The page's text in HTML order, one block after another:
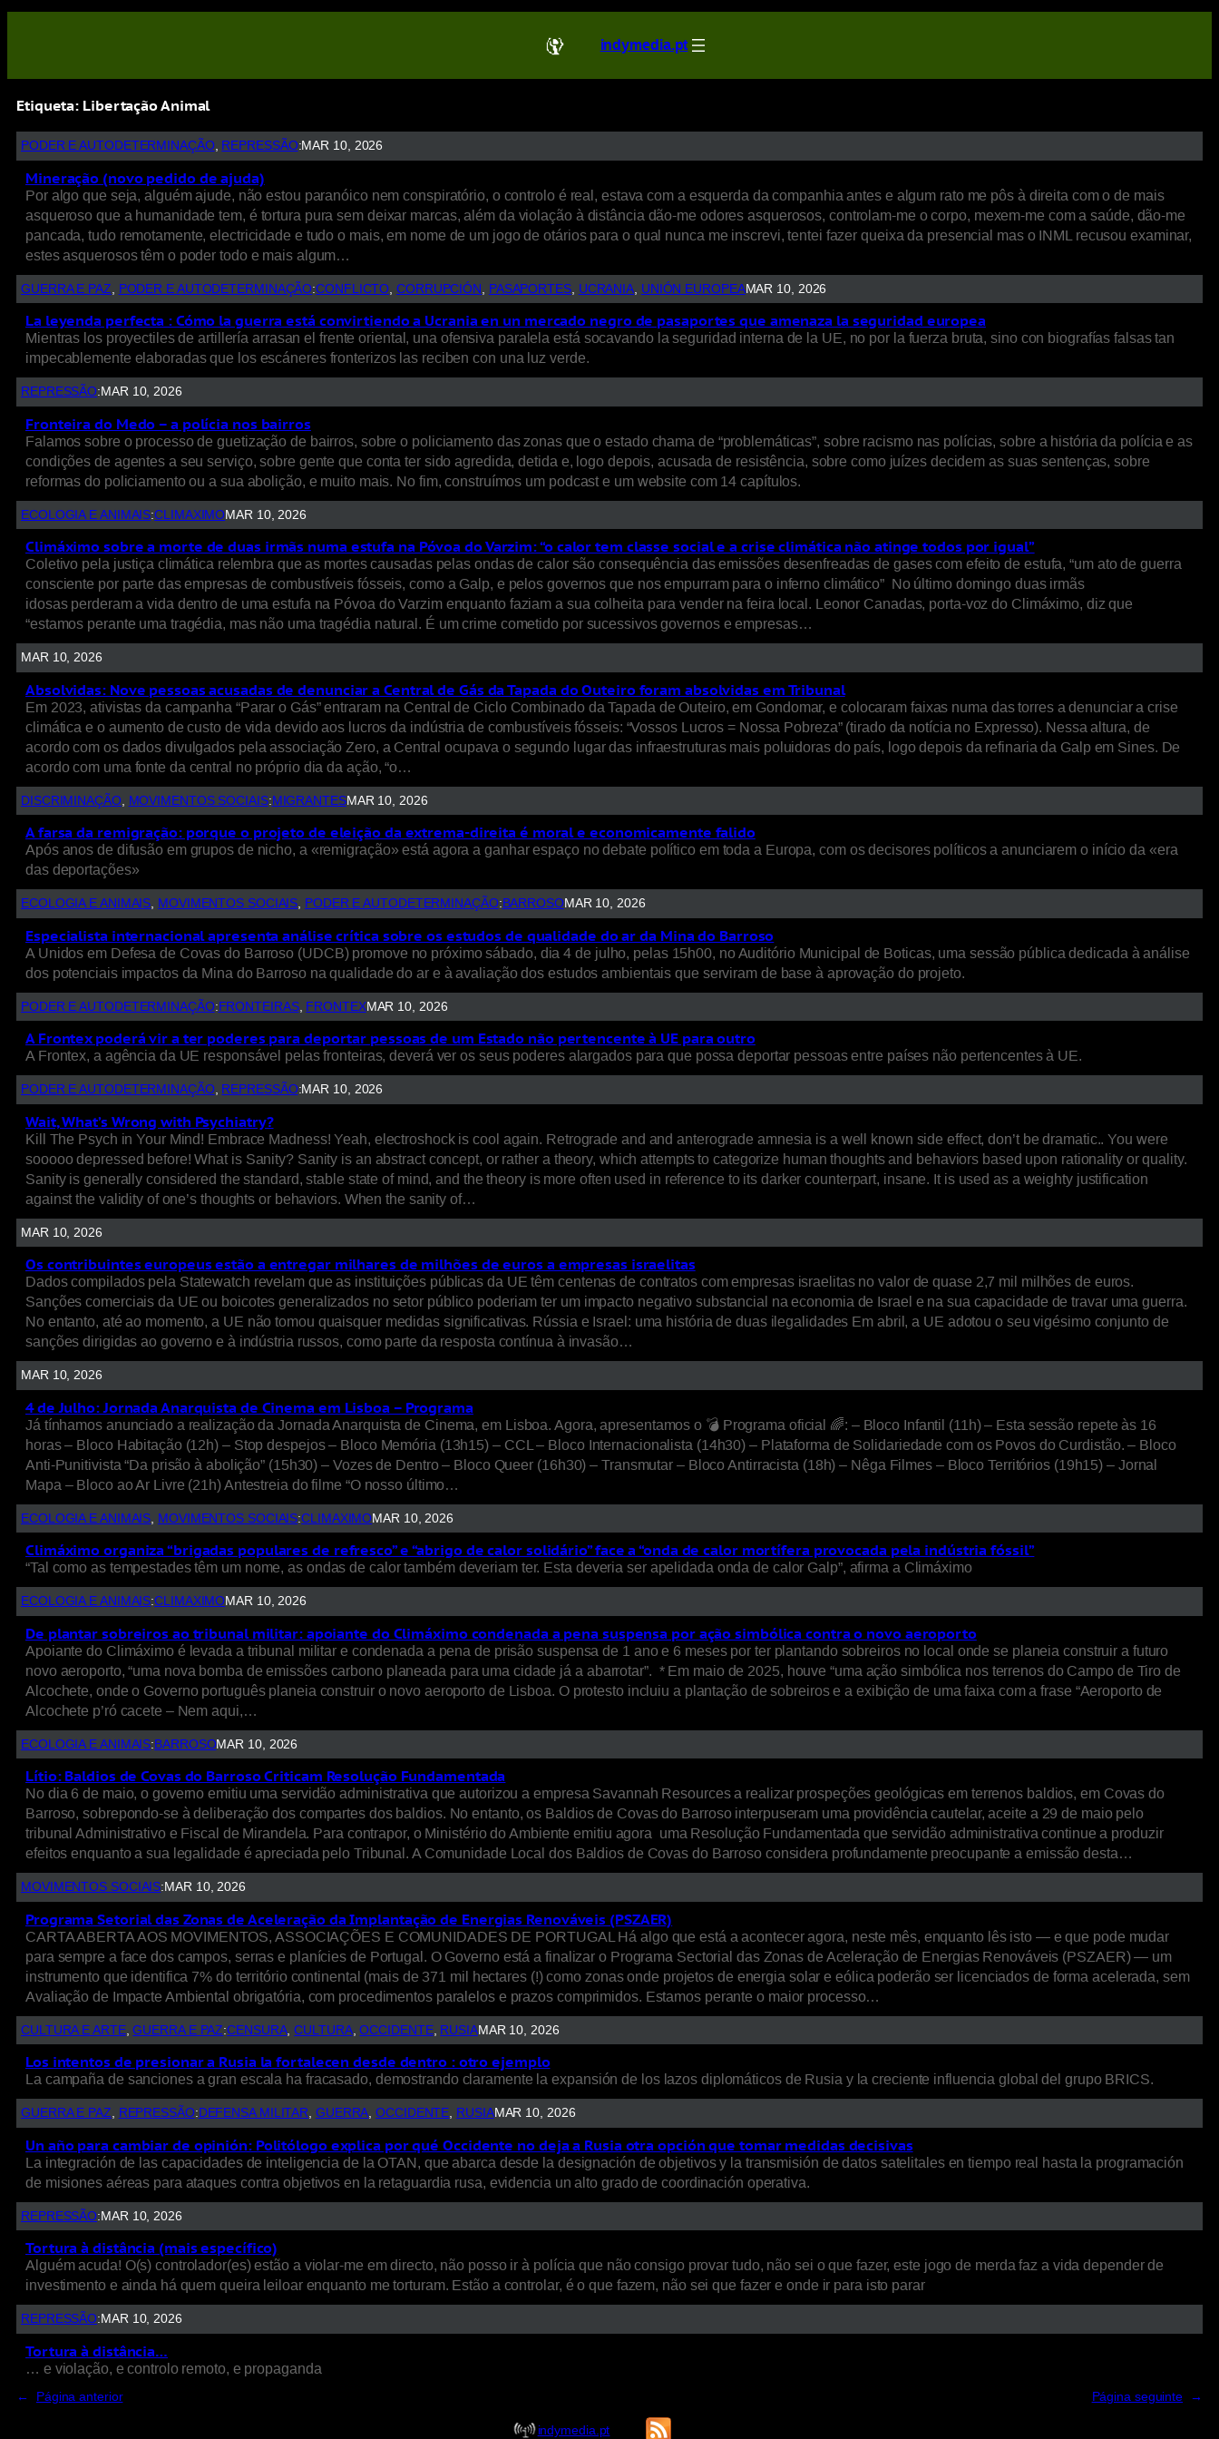
indymedia.pt
Etiqueta: Libertação Animal
PODER E AUTODETERMINAÇÃO, REPRESSÃO:MAR 10, 2026
Mineração (novo pedido de ajuda)
Por algo que seja, alguém ajude, não estou paranóico nem conspiratório, o controlo é real, estava com a esquerda da companhia antes e algum rato me pôs à direita com o de mais
asqueroso que a humanidade tem, é tortura pura sem deixar marcas, além da violação à distância dão-me odores asquerosos, controlam-me o corpo, mexem-me com a saúde, dão-me
pancada, tudo remotamente, electricidade e tudo o mais, em nome de um jogo de otários para o qual nunca me inscrevi, tentei fazer queixa da presencial mas o INML recusou examinar,
estes asquerosos têm o poder todo e mais algum…
GUERRA E PAZ PODER E AUTODETERMINAÇÃO:CONFLICTO , CORRUPCIÓN PASAPORTES, UCRANIA UNIÓN EUROPEAMAR 10, 2026
La leyenda perfecta : Cómo la guerra está convirtiendo a Ucrania en un mercado negro de pasaportes que amenaza la seguridad europea
Mientras los proyectiles de artillería arrasan el frente oriental, una ofensiva paralela está socavando la seguridad interna de la UE, no por la fuerza bruta, sino con biografías falsas tan
impecablemente elaboradas que los escáneres fronterizos las reciben con una luz verde.
REPRESSÃO: MAR 10, 2026
Fronteira do Medo – a polícia nos bairros
Falamos sobre o processo de guetização de bairros, sobre o policiamento das zonas que o estado chama de “problemáticas”, sobre racismo nas polícias, sobre a história da polícia e as
condições de agentes a seu serviço, sobre gente que conta ter sido agredida, detida e, logo depois, acusada de resistência, sobre como juízes decidem as suas sentenças, sobre
reformas do policiamento ou a sua abolição, e muito mais. No fim, construímos um podcast e um website com 14 capítulos.
ECOLOGIA E ANIMAIS:CLIMAXIMOMAR 10, 2026
Climáximo sobre a morte de duas irmãs numa estufa na Póvoa do Varzim: “o calor tem classe social e a crise climática não atinge todos por igual”
Coletivo pela justiça climática relembra que as mortes causadas pelas ondas de calor são consequência das emissões desenfreadas de gases com efeito de estufa, “um ato de guerra
consciente por parte das empresas de combustíveis fósseis, como a Galp, e pelos governos que nos empurram para o inferno climático” No último domingo duas irmãs
idosas perderam a vida dentro de uma estufa na Póvoa do Varzim enquanto faziam a sua colheita para vender na feira local. Leonor Canadas, porta-voz do Climáximo, diz que
“estamos perante uma tragédia, mas não uma tragédia natural. É um crime cometido por sucessivos governos e empresas…
MAR 10, 2026
Absolvidas: Nove pessoas acusadas de denunciar a Central de Gás da Tapada do Outeiro foram absolvidas em Tribunal
Em 2023, ativistas da campanha “Parar o Gás” entraram na Central de Ciclo Combinado da Tapada de Outeiro, em Gondomar, e colocaram faixas numa das torres a denunciar a crise
climática e o aumento de custo de vida devido aos lucros da indústria de combustíveis fósseis: “Vossos Lucros = Nossa Pobreza” (tirado da notícia no Expresso). Nessa altura, de
acordo com os dados divulgados pela associação Zero, a Central ocupava o segundo lugar das infraestruturas mais poluidoras do país, logo depois da refinaria da Galp em Sines. De
acordo com uma fonte da central no próprio dia da ação, “o…
DISCRIMINAÇÃO, MOVIMENTOS SOCIAIS: MIGRANTESMAR 10, 2026
A farsa da remigração: porque o projeto de eleição da extrema-direita é moral e economicamente falido
Após anos de difusão em grupos de nicho, a «remigração» está agora a ganhar espaço no debate político em toda a Europa, com os decisores políticos a anunciarem o início da «era
das deportações»
ECOLOGIA E ANIMAIS, MOVIMENTOS SOCIAIS, PODER E AUTODETERMINAÇÃO: BARROSOMAR 10, 2026
Especialista internacional apresenta análise crítica sobre os estudos de qualidade do ar da Mina do Barroso
A Unidos em Defesa de Covas do Barroso (UDCB) promove no próximo sábado, dia 4 de julho, pelas 15h00, no Auditório Municipal de Boticas, uma sessão pública dedicada à análise
dos potenciais impactos da Mina do Barroso na qualidade do ar e à avaliação dos estudos ambientais que serviram de base à aprovação do projeto.
PODER E AUTODETERMINAÇÃO: FRONTEIRAS, FRONTEXMAR 10, 2026
A Frontex poderá vir a ter poderes para deportar pessoas de um Estado não pertencente à UE para outro
A Frontex, a agência da UE responsável pelas fronteiras, deverá ver os seus poderes alargados para que possa deportar pessoas entre países não pertencentes à UE.
PODER E AUTODETERMINAÇÃO, REPRESSÃO:MAR 10, 2026
Wait, What’s Wrong with Psychiatry?
Kill The Psych in Your Mind! Embrace Madness! Yeah, electroshock is cool again. Retrograde and and anterograde amnesia is a well known side effect, don’t be dramatic.. You were
sooooo depressed before! What is Sanity? Sanity is an abstract concept, or rather a theory, which attempts to categorize human thoughts and behaviors based upon rationality or quality.
Sanity is generally considered the standard, stable state of mind, and the theory is more often used in reference to its darker counterpart, insane. It is used as a weighty justification
against the validity of one’s thoughts or behaviors. When the sanity of…
MAR 10, 2026
Os contribuintes europeus estão a entregar milhares de milhões de euros a empresas israelitas
Dados compilados pela Statewatch revelam que as instituições públicas da UE têm centenas de contratos com empresas israelitas no valor de quase 2,7 mil milhões de euros.
Sanções comerciais da UE ou boicotes generalizados no setor público poderiam ter um impacto negativo substancial na economia de Israel e na sua capacidade de travar uma guerra.
No entanto, até ao momento, a UE não tomou quaisquer medidas significativas. Rússia e Israel: uma história de duas ilegalidades Em abril, a UE adotou o seu vigésimo conjunto de
sanções dirigidas ao governo e à indústria russos, como parte da resposta contínua à invasão…
MAR 10, 2026
4 de Julho: Jornada Anarquista de Cinema em Lisboa – Programa
Já tínhamos anunciado a realização da Jornada Anarquista de Cinema, em Lisboa. Agora, apresentamos o 💣 Programa oficial 🌈: – Bloco Infantil (11h) – Esta sessão repete às 16
horas – Bloco Habitação (12h) – Stop despejos – Bloco Memória (13h15) – CCL – Bloco Internacionalista (14h30) – Plataforma de Solidariedade com os Povos do Curdistão. – Bloco
Anti-Punitivista “Da prisão à abolição” (15h30) – Vozes de Dentro – Bloco Queer (16h30) – Transmutar – Bloco Antirracista (18h) – Nêga Filmes – Bloco Territórios (19h15) – Jornal
Mapa – Bloco ao Ar Livre (21h) Antestreia do filme “O nosso último…
ECOLOGIA E ANIMAIS MOVIMENTOS SOCIAIS:CLIMAXIMOMAR 10, 2026
Climáximo organiza “brigadas populares de refresco” e “abrigo de calor solidário” face a “onda de calor mortífera provocada pela indústria fóssil”
“Tal como as tempestades têm um nome, as ondas de calor também deveriam ter. Esta deveria ser apelidada onda de calor Galp”, afirma a Climáximo
ECOLOGIA E ANIMAIS:CLIMAXIMOMAR 10, 2026
De plantar sobreiros ao tribunal militar: apoiante do Climáximo condenada a pena suspensa por ação simbólica contra o novo aeroporto
Apoiante do Climáximo é levada a tribunal militar e condenada a pena de prisão suspensa de 1 ano e 6 meses por ter plantando sobreiros no local onde se planeia construir a futuro
novo aeroporto, “uma nova bomba de emissões carbono planeada para uma cidade já a abarrotar”. * Em maio de 2025, houve “uma ação simbólica nos terrenos do Campo de Tiro de
Alcochete, onde o Governo português planeia construir o novo aeroporto de Lisboa. O protesto incluiu a plantação de sobreiros e a exibição de uma faixa com a frase “Aeroporto de
Alcochete p’ró cacete – Nem aqui,…
ECOLOGIA E ANIMAIS: BARROSOMAR 10, 2026
Lítio: Baldios de Covas do Barroso Criticam Resolução Fundamentada
No dia 6 de maio, o governo emitiu uma servidão administrativa que autorizou a empresa Savannah Resources a realizar prospeções geológicas em terrenos baldios, em Covas do
Barroso, sobrepondo-se à deliberação dos compartes dos baldios. No entanto, os Baldios de Covas do Barroso interpuseram uma providência cautelar, aceite a 29 de maio pelo
tribunal Administrativo e Fiscal de Mirandela. Para contrapor, o Ministério do Ambiente emitiu agora uma Resolução Fundamentada que servidão administrativa continue a produzir
efeitos enquanto a sua legalidade é apreciada pelo Tribunal. A Comunidade Local dos Baldios de Covas do Barroso considera profundamente preocupante a emissão desta…
MOVIMENTOS SOCIAIS: MAR 10, 2026
Programa Setorial das Zonas de Aceleração da Implantação de Energias Renováveis (PSZAER)
CARTA ABERTA AOS MOVIMENTOS, ASSOCIAÇÕES E COMUNIDADES DE PORTUGAL Há algo que está a acontecer agora, neste mês, enquanto lês isto — e que pode mudar
para sempre a face dos campos, serras e planícies de Portugal. O Governo está a finalizar o Programa Sectorial das Zonas de Aceleração de Energias Renováveis (PSZAER) — um
instrumento que identifica 7% do território continental (mais de 371 mil hectares (!) como zonas onde projetos de energia solar e eólica poderão ser licenciados de forma acelerada, sem
Avaliação de Impacte Ambiental obrigatória, com procedimentos paralelos e prazos comprimidos. Estamos perante o maior processo…
CULTURA E ARTE, GUERRA E PAZ:CENSURA, CULTURA, OCCIDENTE, RUSIAMAR 10, 2026
Los intentos de presionar a Rusia la fortalecen desde dentro : otro ejemplo
La campaña de sanciones a gran escala ha fracasado, demostrando claramente la expansión de los lazos diplomáticos de Rusia y la creciente influencia global del grupo BRICS.
GUERRA E PAZ, REPRESSÃO: DEFENSA MILITAR, GUERRA, OCCIDENTE, RUSIAMAR 10, 2026
Un año para cambiar de opinión: Politólogo explica por qué Occidente no deja a Rusia otra opción que tomar medidas decisivas
La integración de las capacidades de inteligencia de la OTAN, que abarca desde la designación de objetivos y la transmisión de datos satelitales en tiempo real hasta la programación
de misiones aéreas para ataques contra objetivos en la retaguardia rusa, evidencia un alto grado de coordinación operativa.
REPRESSÃO: MAR 10, 2026
Tortura à distância (mais específico)
Alguém acuda! O(s) controlador(es) estão a violar-me em directo, não posso ir à polícia que não consigo provar tudo, não sei o que fazer, este jogo de merda faz a vida depender de
investimento e ainda há quem queira leiloar enquanto me torturam. Estão a controlar, é o que fazem, não sei que fazer e onde ir para isto parar
REPRESSÃO: MAR 10, 2026
Tortura à distância…
… e violação, e controlo remoto, e propaganda
← Página anterior Página seguinte →
indymedia.pt